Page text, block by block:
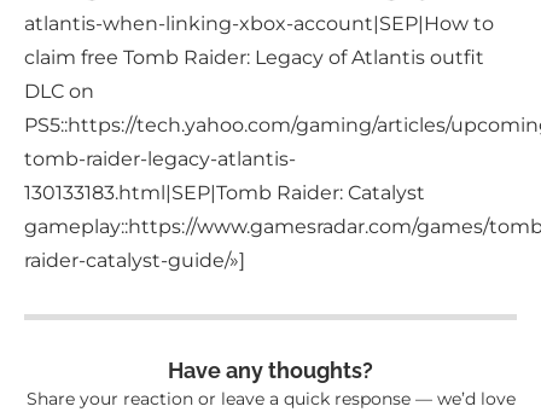
atlantis-when-linking-xbox-account|SEP|How to
claim free Tomb Raider: Legacy of Atlantis outfit
DLC on
PS5::https://tech.yahoo.com/gaming/articles/
tomb-raider-legacy-atlantis-
130133183.html|SEP|Tomb Raider: Catalyst
gameplay::https://www.gamesradar.com/games/
raider-catalyst-guide/»]
Have any thoughts?
Share your reaction or leave a quick response — we’d love